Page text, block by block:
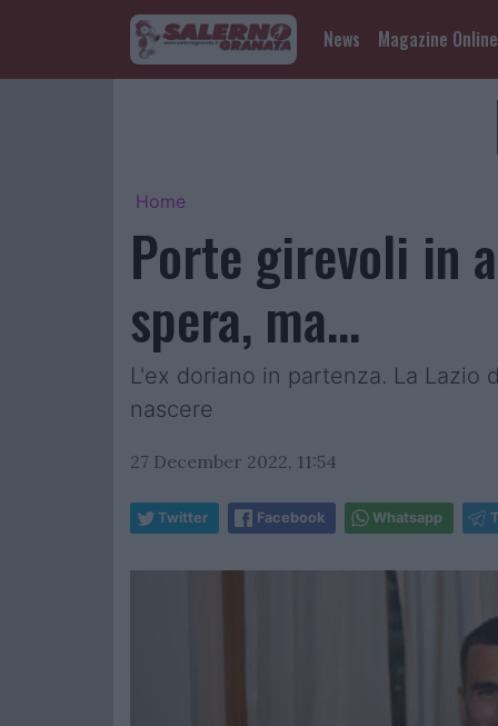
News Magazine Online
Home
Porte girevoli in
spera, ma...
L'ex doriano in partenza. La
nascere
27 December 2022, 11:54
Twitter Facebook Whatsapp